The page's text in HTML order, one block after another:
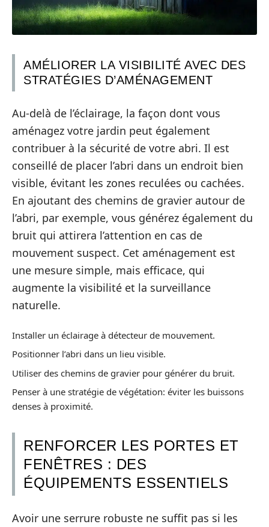
AMÉLIORER LA VISIBILITÉ AVEC DES
STRATÉGIES D’AMÉNAGEMENT
Au-delà de l’éclairage, la façon dont vous
aménagez votre jardin peut également
contribuer à la sécurité de votre abri. Il est
conseillé de placer l’abri dans un endroit bien
visible, évitant les zones reculées ou cachées.
En ajoutant des chemins de gravier autour de
l’abri, par exemple, vous générez également du
bruit qui attirera l’attention en cas de
mouvement suspect. Cet aménagement est
une mesure simple, mais efficace, qui
augmente la visibilité et la surveillance
naturelle.
Installer un éclairage à détecteur de mouvement.
Positionner l’abri dans un lieu visible.
Utiliser des chemins de gravier pour générer du bruit.
Penser à une stratégie de végétation: éviter les buissons
denses à proximité.
RENFORCER LES PORTES ET
FENÊTRES : DES
ÉQUIPEMENTS ESSENTIELS
Avoir une serrure robuste ne suffit pas si les